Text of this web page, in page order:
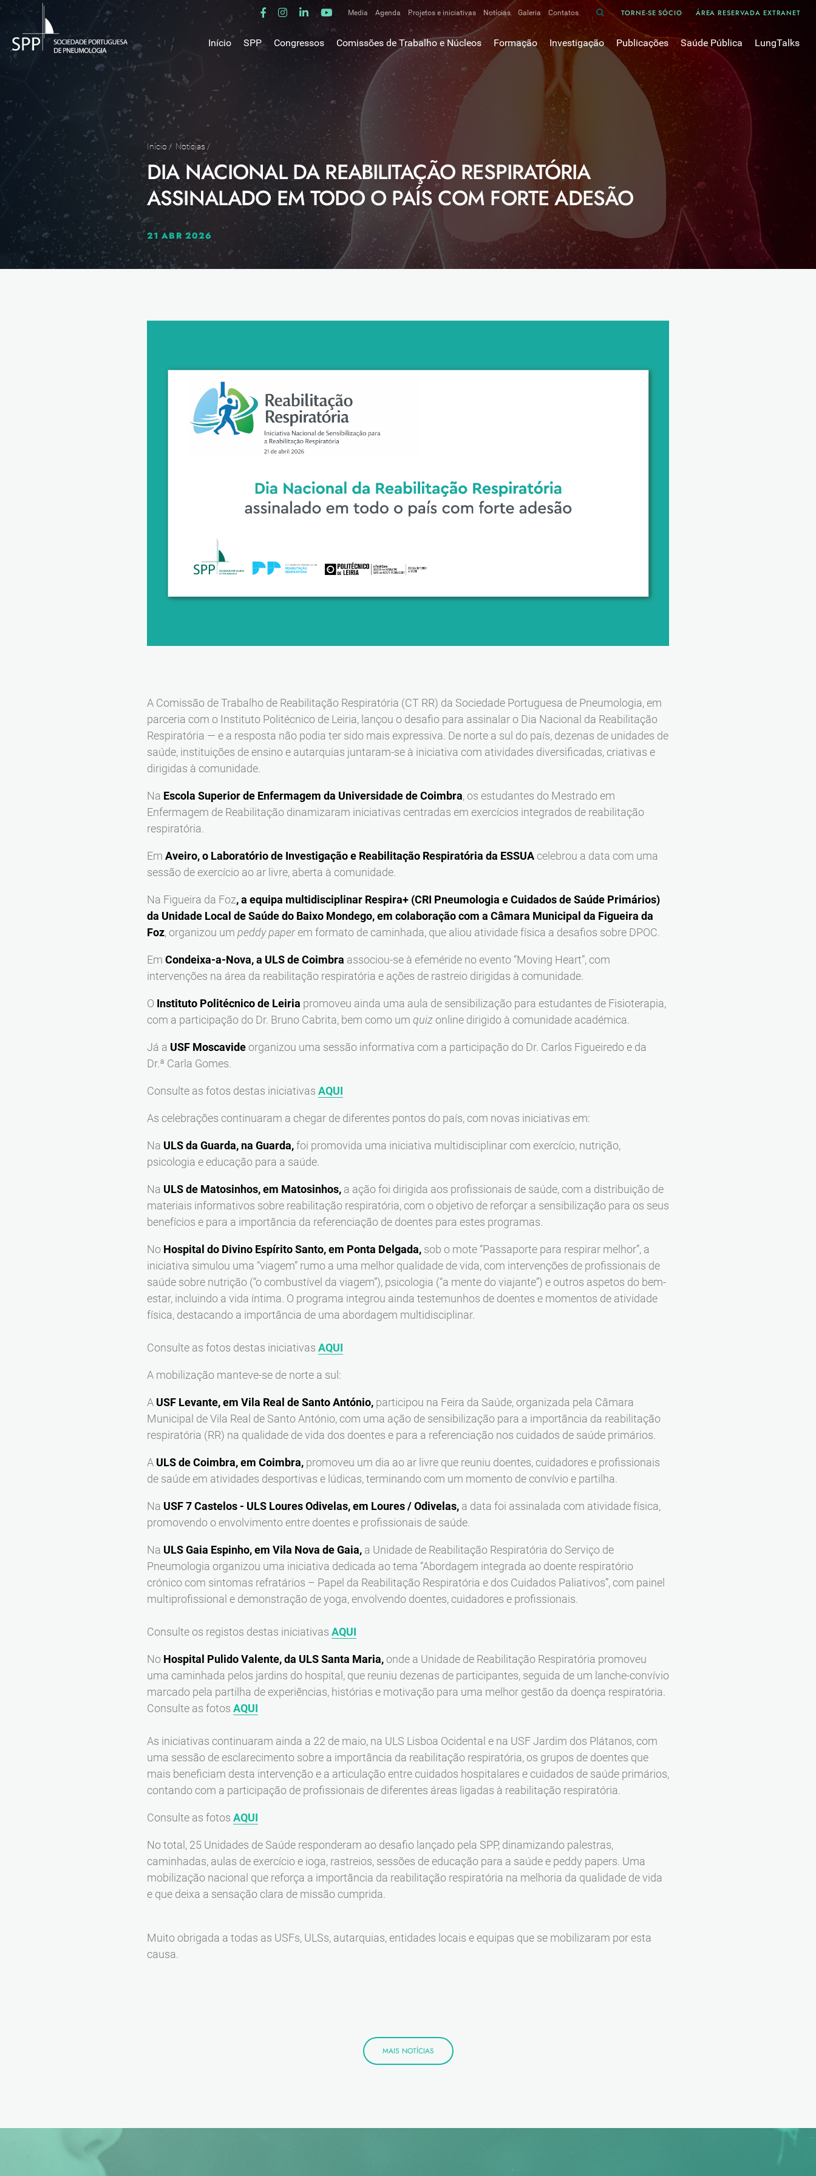
Media
Comunicados de imprensa
Clipping
Agenda Projetos e iniciativas Notícias Galeria Contatos TORNE-SE SÓCIO ÁREA RESERVADA EXTRANET
Início SPP
Mensagem do Presidente
Estrutura
Núcleo Museológico
Parceiros
Como tornar-se sócio
Medalhas de ouro SPP
Congressos Comissões de Trabalho e Núcleos
Comissões de trabalho
Alergologia Respiratória
Bronquiectasias
Cirurgia Torácica
Doente Crítico Respiratório
Doenças do Interstício Pulmonar
Doenças Ocupacionais e do Ambiente
Doenças Vasculares Pulmonares
Fisiopatologia Respiratória e DPOC
Infecciologia Respiratória
Patologia Respiratória do Sono
Pneumologia Oncológica
Tuberculose
Grupo de Estudos Défice de Alfa-1 Antitripsina
Formação
Escola da Ciência
Hot Topics em Pneumologia
Fórum das Comissões de Trabalho
Outros cursos
Investigação
Bases de dados
Prémios e Bolsas
Projectos de Investigação
Publicações
Divulgação
Oxigénio
Revistas Científicas
Pulmonology
Pesquisa Bibliográfica
Revistas Médicas
Revisões, Recomendações e Tomadas de Posição
Arquivo
50 anos Sociedade Portuguesa de Pneumologia
Livros Publicados
Saúde Pública
Cancro do pulmão
Cuidados Respiratórios Domiciliários
Dispositivos Inalatórios
DPOC
Pneumonia
Tabagismo
Tuberculose
LungTalks
Início / Notícias /
DIA NACIONAL DA REABILITAÇÃO RESPIRATÓRIA
ASSINALADO EM TODO O PAÍS COM FORTE ADESÃO
21 ABR 2026
A Comissão de Trabalho de Reabilitação Respiratória (CT RR) da Sociedade Portuguesa de Pneumologia, em
parceria com o Instituto Politécnico de Leiria, lançou o desafio para assinalar o Dia Nacional da Reabilitação
Respiratória — e a resposta não podia ter sido mais expressiva. De norte a sul do país, dezenas de unidades de
saúde, instituições de ensino e autarquias juntaram-se à iniciativa com atividades diversificadas, criativas e
dirigidas à comunidade.
Na Escola Superior de Enfermagem da Universidade de Coimbra, os estudantes do Mestrado em
Enfermagem de Reabilitação dinamizaram iniciativas centradas em exercícios integrados de reabilitação
respiratória.
Em Aveiro, o Laboratório de Investigação e Reabilitação Respiratória da ESSUA celebrou a data com uma
sessão de exercício ao ar livre, aberta à comunidade.
Na Figueira da Foz, a equipa multidisciplinar Respira+ (CRI Pneumologia e Cuidados de Saúde Primários)
da Unidade Local de Saúde do Baixo Mondego, em colaboração com a Câmara Municipal da Figueira da
Foz, organizou um peddy paperem formato de caminhada, que aliou atividade física a desafios sobre DPOC.
Em Condeixa-a-Nova, a ULS de Coimbra associou-se à efeméride no evento “Moving Heart”, com
intervenções na área da reabilitação respiratória e ações de rastreio dirigidas à comunidade.
O Instituto Politécnico de Leiria promoveu ainda uma aula de sensibilização para estudantes de Fisioterapia,
com a participação do Dr. Bruno Cabrita, bem como um quiz online dirigido à comunidade académica.
Já a USF Moscavide organizou uma sessão informativa com a participação do Dr. Carlos Figueiredo e da
Dr.ª Carla Gomes.
Consulte as fotos destas iniciativas AQUI
As celebrações continuaram a chegar de diferentes pontos do país, com novas iniciativas em:
Na ULS da Guarda, na Guarda,foi promovida uma iniciativa multidisciplinar com exercício, nutrição,
psicologia e educação para a saúde.
Na ULS de Matosinhos, em Matosinhos, a ação foi dirigida aos profissionais de saúde, com a distribuição de
materiais informativos sobre reabilitação respiratória, com o objetivo de reforçar a sensibilização para os seus
benefícios e para a importância da referenciação de doentes para estes programas.
No Hospital do Divino Espírito Santo, em Ponta Delgada, sob o mote “Passaporte para respirar melhor”, a
iniciativa simulou uma “viagem” rumo a uma melhor qualidade de vida, com intervenções de profissionais de
saúde sobre nutrição (“o combustível da viagem”), psicologia (“a mente do viajante”) e outros aspetos do bem-
estar, incluindo a vida íntima. O programa integrou ainda testemunhos de doentes e momentos de atividade
física, destacando a importância de uma abordagem multidisciplinar.
Consulte as fotos destas iniciativas AQUI
A mobilização manteve-se de norte a sul:
A USF Levante, em Vila Real de Santo António, participou na Feira da Saúde, organizada pela Câmara
Municipal de Vila Real de Santo António, com uma ação de sensibilização para a importância da reabilitação
respiratória (RR) na qualidade de vida dos doentes e para a referenciação nos cuidados de saúde primários.
A ULS de Coimbra, em Coimbra, promoveu um dia ao ar livre que reuniu doentes, cuidadores e profissionais
de saúde em atividades desportivas e lúdicas, terminando com um momento de convívio e partilha.
Na USF 7 Castelos - ULS Loures Odivelas, em Loures / Odivelas, a data foi assinalada com atividade física,
promovendo o envolvimento entre doentes e profissionais de saúde.
Na ULS Gaia Espinho, em Vila Nova de Gaia, a Unidade de Reabilitação Respiratória do Serviço de
Pneumologia organizou uma iniciativa dedicada ao tema “Abordagem integrada ao doente respiratório
crónico com sintomas refratários – Papel da Reabilitação Respiratória e dos Cuidados Paliativos”, com painel
multiprofissional e demonstração de yoga, envolvendo doentes, cuidadores e profissionais.
Consulte os registos destas iniciativas AQUI
No Hospital Pulido Valente, da ULS Santa Maria, onde a Unidade de Reabilitação Respiratória promoveu
uma caminhada pelos jardins do hospital, que reuniu dezenas de participantes, seguida de um lanche-convívio
marcado pela partilha de experiências, histórias e motivação para uma melhor gestão da doença respiratória.
Consulte as fotos AQUI
As iniciativas continuaram ainda a 22 de maio, na ULS Lisboa Ocidental e na USF Jardim dos Plátanos, com
uma sessão de esclarecimento sobre a importância da reabilitação respiratória, os grupos de doentes que
mais beneficiam desta intervenção e a articulação entre cuidados hospitalares e cuidados de saúde primários,
contando com a participação de profissionais de diferentes áreas ligadas à reabilitação respiratória.
Consulte as fotos AQUI
No total, 25 Unidades de Saúde responderam ao desafio lançado pela SPP, dinamizando palestras,
caminhadas, aulas de exercício e ioga, rastreios, sessões de educação para a saúde e peddy papers. Uma
mobilização nacional que reforça a importância da reabilitação respiratória na melhoria da qualidade de vida
e que deixa a sensação clara de missão cumprida.
Muito obrigada a todas as USFs, ULSs, autarquias, entidades locais e equipas que se mobilizaram por esta
causa.
MAIS NOTÍCIAS